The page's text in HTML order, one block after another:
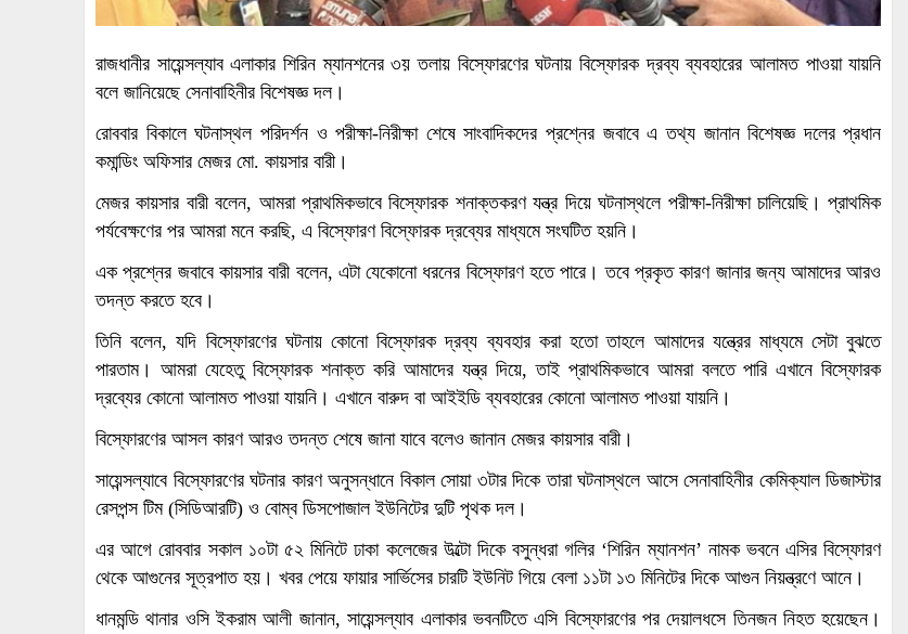
রাজধানীর সায়েন্সল্যাব এলাকার শিরিন ম্যানশনের ৩য় তলায় বিস্ফোরণের ঘটনায় বিস্ফোরক দ্রব্য ব্যবহারের আলামত পাওয়া যায়নি
বলে জানিয়েছে সেনাবাহিনীর বিশেষজ্ঞ দল।
রোববার বিকালে ঘটনাস্থল পরিদর্শন ও পরীক্ষা-নিরীক্ষা শেষে সাংবাদিকদের প্রশ্নের জবাবে এ তথ্য জানান বিশেষজ্ঞ দলের প্রধান
কমান্ডিং অফিসার মেজর মো. কায়সার বারী।
মেজর কায়সার বারী বলেন, আমরা প্রাথমিকভাবে বিস্ফোরক শনাক্তকরণ যন্ত্র দিয়ে ঘটনাস্থলে পরীক্ষা-নিরীক্ষা চালিয়েছি। প্রাথমিক
পর্যবেক্ষণের পর আমরা মনে করছি, এ বিস্ফোরণ বিস্ফোরক দ্রব্যের মাধ্যমে সংঘটিত হয়নি।
এক প্রশ্নের জবাবে কায়সার বারী বলেন, এটা যেকোনো ধরনের বিস্ফোরণ হতে পারে। তবে প্রকৃত কারণ জানার জন্য আমাদের আরও
তদন্ত করতে হবে।
তিনি বলেন, যদি বিস্ফোরণের ঘটনায় কোনো বিস্ফোরক দ্রব্য ব্যবহার করা হতো তাহলে আমাদের যন্ত্রের মাধ্যমে সেটা বুঝতে
পারতাম। আমরা যেহেতু বিস্ফোরক শনাক্ত করি আমাদের যন্ত্র দিয়ে, তাই প্রাথমিকভাবে আমরা বলতে পারি এখানে বিস্ফোরক
দ্রব্যের কোনো আলামত পাওয়া যায়নি। এখানে বারুদ বা আইইডি ব্যবহারের কোনো আলামত পাওয়া যায়নি।
বিস্ফোরণের আসল কারণ আরও তদন্ত শেষে জানা যাবে বলেও জানান মেজর কায়সার বারী।
সায়েন্সল্যাবে বিস্ফোরণের ঘটনার কারণ অনুসন্ধানে বিকাল সোয়া ৩টার দিকে তারা ঘটনাস্থলে আসে সেনাবাহিনীর কেমিক্যাল ডিজাস্টার
রেসপন্স টিম (সিডিআরটি) ও বোম্ব ডিসপোজাল ইউনিটের দুটি পৃথক দল।
এর আগে রোববার সকাল ১০টা ৫২ মিনিটে ঢাকা কলেজের উল্টো দিকে বসুন্ধরা গলির ‘শিরিন ম্যানশন’ নামক ভবনে এসির বিস্ফোরণ
থেকে আগুনের সূত্রপাত হয়। খবর পেয়ে ফায়ার সার্ভিসের চারটি ইউনিট গিয়ে বেলা ১১টা ১৩ মিনিটের দিকে আগুন নিয়ন্ত্রণে আনে।
ধানমন্ডি থানার ওসি ইকরাম আলী জানান, সায়েন্সল্যাব এলাকার ভবনটিতে এসি বিস্ফোরণের পর দেয়ালধসে তিনজন নিহত হয়েছেন।